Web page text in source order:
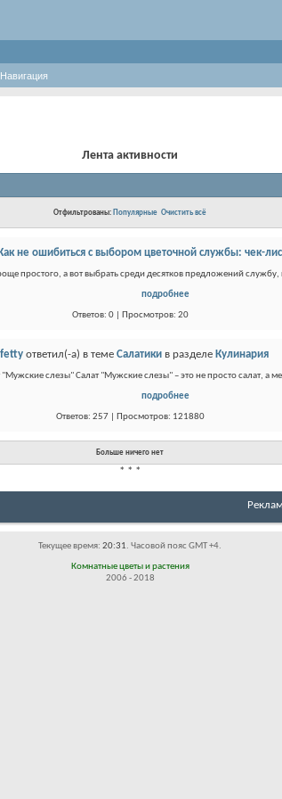
Навигация
Лента активности
Отфильтрованы: Популярные Очистить всё
Как не ошибиться с выбором цветочной службы: чек-
простого, а вот выбрать среди десятков предложений
подробнее
Ответов: 0 | Просмотров: 20
ответил(-а) в теме Салатики в разделе Кулинария
"Мужские слезы" Салат "Мужские слезы" – это не просто салат, а
подробнее
Ответов: 257 | Просмотров: 121880
Больше ничего нет
* * *
Текущее время: 20:31. Часовой пояс GMT +4.
Комнатные цветы и растения
2006 - 2018